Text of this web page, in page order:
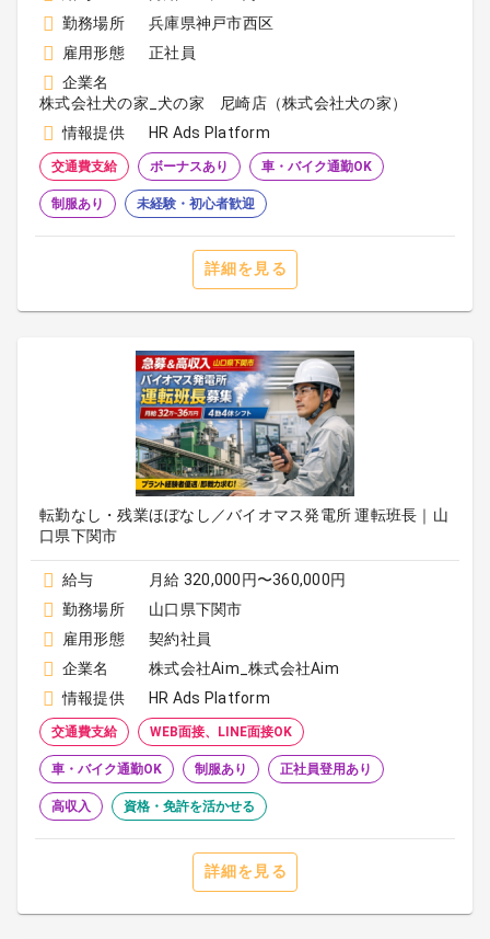
勤務場所
兵庫県神戸市西区
雇用形態
正社員
企業名
株式会社犬の家_犬の家 尼崎店（株式会社犬の家）
情報提供
HR Ads Platform
交通費支給 ボーナスあり 車・バイク通勤OK
制服あり 未経験・初心者歓迎
詳細を見る
転勤なし・残業ほぼなし／バイオマス発電所 運転班長｜山
口県下関市
給与
月給 320,000円〜360,000円
勤務場所
山口県下関市
雇用形態
契約社員
企業名
株式会社Aim_株式会社Aim
情報提供
HR Ads Platform
交通費支給 WEB面接、LINE面接OK
車・バイク通勤OK 制服あり 正社員登用あり
高収入 資格・免許を活かせる
詳細を見る